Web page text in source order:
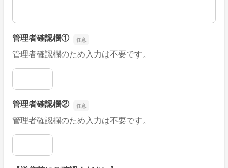
管理者確認欄①
管理者確認欄のため入力は不要です。
管理者確認欄①
管理者確認欄②
管理者確認欄のため入力は不要です。
管理者確認欄②